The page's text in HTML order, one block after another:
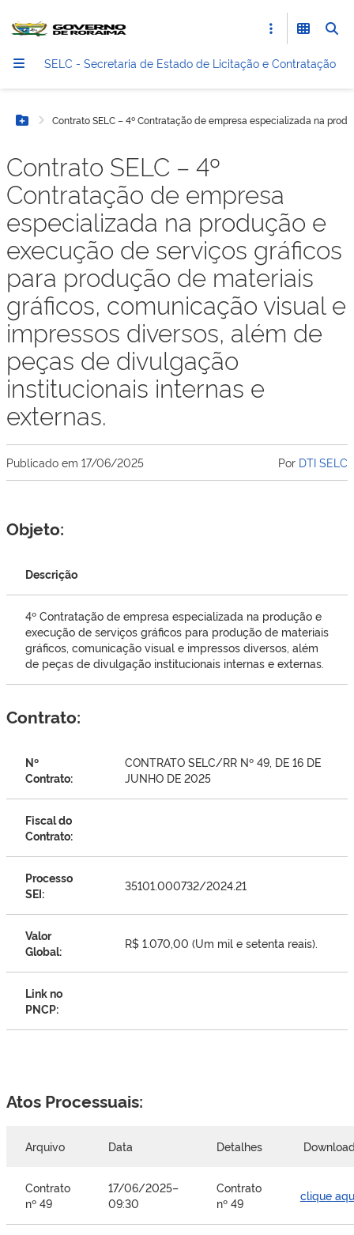
SELC - Secretaria de Estado de Licitação e Contratação
Botão Menu
Contrato SELC – 4º Contratação de empresa especializada na
Contrato SELC – 4º
Contratação de empresa
especializada na produção e
execução de serviços gráficos
para produção de materiais
gráficos, comunicação visual e
impressos diversos, além de
peças de divulgação
institucionais internas e
externas.
Publicado em 17/06/2025 Por DTI SELC
Objeto:
Descrição
4º Contratação de empresa especializada na produção e
execução de serviços gráficos para produção de materiais
gráficos, comunicação visual e impressos diversos, além
de peças de divulgação institucionais internas e externas.
Contrato:
Nº
Contrato:
CONTRATO SELC/RR Nº 49, DE 16 DE
JUNHO DE 2025
Fiscal do
Contrato:
Processo
SEI:
35101.000732/2024.21
Valor
Global:
R$ 1.070,00 (Um mil e setenta reais).
Link no
PNCP:
Atos Processuais:
Arquivo Data Detalhes
Contrato
nº 49
17/06/2025–
09:30
Contrato
nº 49
clique